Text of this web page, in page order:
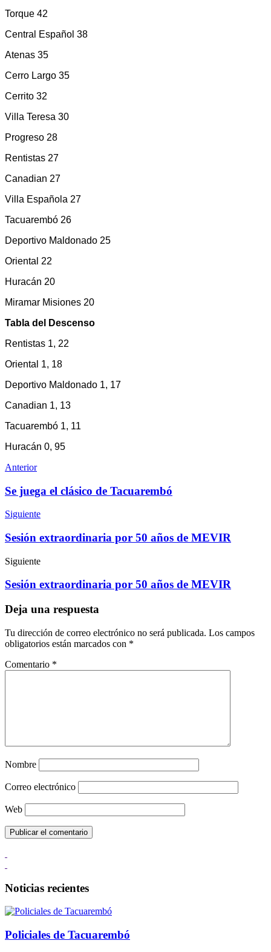
Torque 42
Central Español 38
Atenas 35
Cerro Largo 35
Cerrito 32
Villa Teresa 30
Progreso 28
Rentistas 27
Canadian 27
Villa Española 27
Tacuarembó 26
Deportivo Maldonado 25
Oriental 22
Huracán 20
Miramar Misiones 20
Tabla del Descenso
Rentistas 1, 22
Oriental 1, 18
Deportivo Maldonado 1, 17
Canadian 1, 13
Tacuarembó 1, 11
Huracán 0, 95
Anterior
Se juega el clásico de Tacuarembó
Siguiente
Sesión extraordinaria por 50 años de MEVIR
Siguiente
Sesión extraordinaria por 50 años de MEVIR
Deja una respuesta
Tu dirección de correo electrónico no será publicada. Los campos
obligatorios están marcados con *
Comentario *
Nombre
Correo electrónico
Web
Noticias recientes
Policiales de Tacuarembó